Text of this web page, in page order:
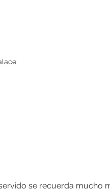
se recuerda mucho